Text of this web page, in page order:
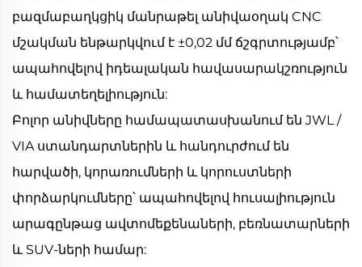
բազմաբաղկցիկ մանրաթել անիվաօղակ CNC
մշակման ենթարկվում է ±0,02 մմ ճշգրտությամբ՝
ապահովելով իդեալական հավասարակշռություն
և համատեղելիություն:
Բոլոր անիվները համապատասխանում են JWL /
VIA ստանդարտներին և հանդուրժում են
հարվածի, կորառումների և կորուստների
փորձարկումները՝ ապահովելով հուսալիություն
արագընթաց ավտոմեքենաների, բեռնատարների
և SUV-ների համար: